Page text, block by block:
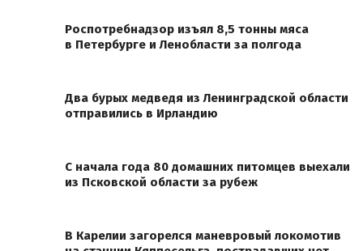
Роспотребнадзор изъял 8,5 тонны мяса
в Петербурге и Ленобласти за полгода
Два бурых медведя из Ленинградской области
отправились в Ирландию
С начала года 80 домашних питомцев выехали
из Псковской области за рубеж
В Карелии загорелся маневровый локомотив